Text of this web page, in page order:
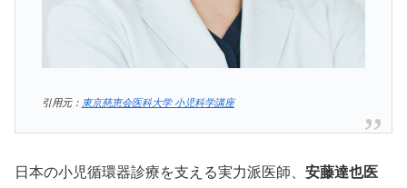
引用元： 東京慈恵会医科大学 小児科学講座
日本の小児循環器診療を支える実力派医師、 安藤達也医